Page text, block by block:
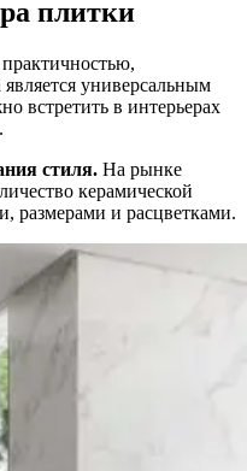
плитки
универсальным
встретить в интерьерах
стиля. На рынке
керамической
размерами и расцветками.